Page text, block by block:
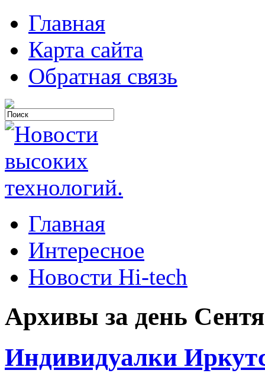
Главная
Карта сайта
Обратная связь
Главная
Интересное
Новости Hi-tech
Архивы за день
Индивидуалки